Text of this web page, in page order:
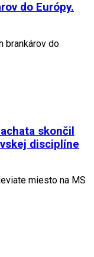
do Európy.
brankárov do
skončil
disciplíne
miesto na MS